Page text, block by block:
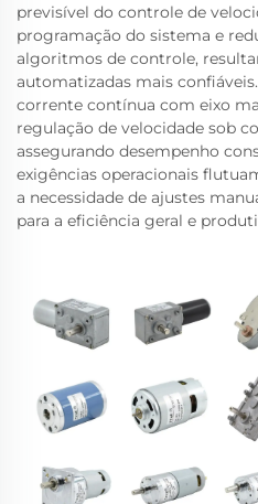
previsível do controle de
programação do sistema e
algoritmos de controle,
automatizadas mais
corrente contínua com eixo
regulação de velocidade sob
assegurando desempenho
exigências operacionais
a necessidade de ajustes
para a eficiência geral e